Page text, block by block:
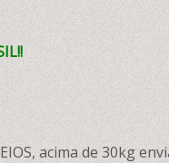
acima de 30kg